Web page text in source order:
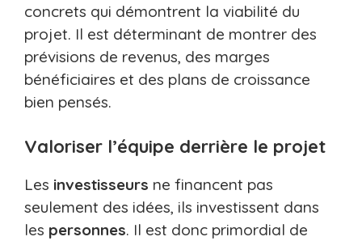
concrets qui démontrent la viabilité du
projet. Il est déterminant de montrer des
prévisions de revenus, des marges
bénéficiaires et des plans de croissance
bien pensés.
Valoriser l’équipe derrière le projet
Les investisseurs ne financent pas
seulement des idées, ils investissent dans
les personnes. Il est donc primordial de